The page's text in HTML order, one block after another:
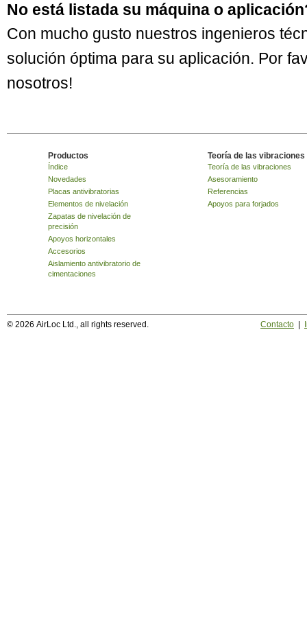
No está listada su máquina o
Con mucho gusto nuestros ingenieros
solución óptima para su aplicación. Por
nosotros!
Productos
Índice
Novedades
Placas antivibratorias
Elementos de nivelación
Zapatas de nivelación de
precisión
Apoyos horizontales
Accesorios
Aislamiento antivibratorio de
cimentaciones
Teoría de las vibraciones
Teoría de las vibraciones
Asesoramiento
Referencias
Apoyos para forjados
© 2026 AirLoc Ltd., all rights reserved. Contacto